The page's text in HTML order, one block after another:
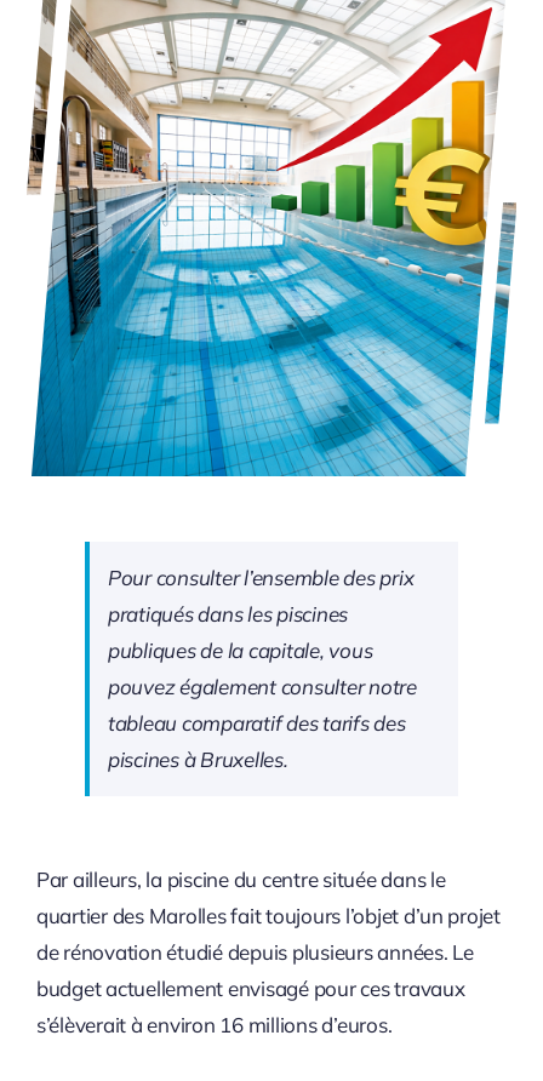
Pour consulter l’ensemble des prix
pratiqués dans les piscines
publiques de la capitale, vous
pouvez également consulter notre
tableau comparatif des tarifs des
piscines à Bruxelles.
Par ailleurs, la piscine du centre située dans le
quartier des Marolles fait toujours l’objet d’un projet
de rénovation étudié depuis plusieurs années. Le
budget actuellement envisagé pour ces travaux
s’élèverait à environ 16 millions d’euros.